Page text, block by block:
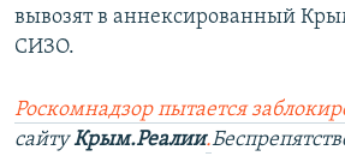
вывозят в аннексированный
СИЗО.
Роскомнадзор пытается
сайтуКрым.Реалии.